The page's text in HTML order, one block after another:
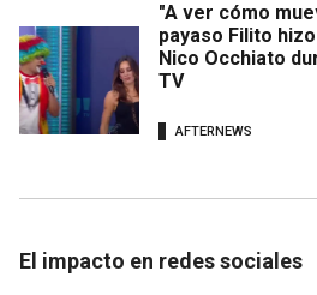
"A ver cómo
payaso Filito
Nico Occhiato
TV
AFTERNEWS
El impacto en redes sociales